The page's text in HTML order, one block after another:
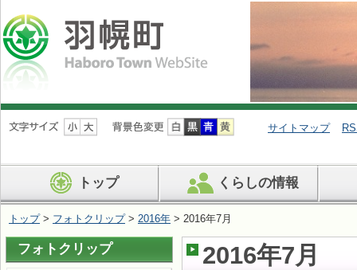
ナ
ビ
ン
を
ば
す
サイトマップ
トップ くらしの情報
トップ> フォトクリップ> 2016年 > 2016年7月
2016年7月
フォトクリップ